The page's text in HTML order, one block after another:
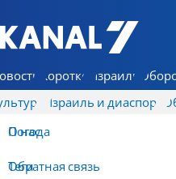
7 КАНАЛ - Аруц Шева
Коротко Израиль
Израиль и диаспора
О нас
Обратная связь
Погода
Теги